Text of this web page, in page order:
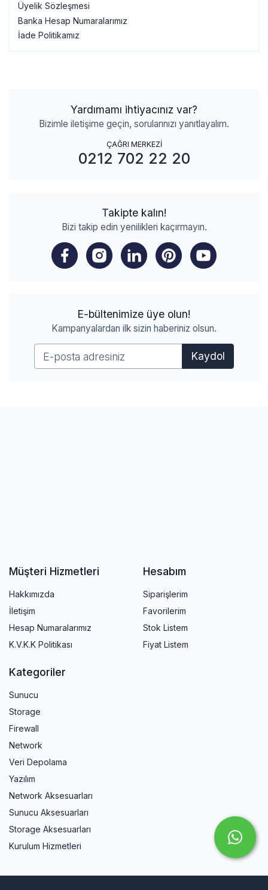
Üyelik Sözleşmesi
Banka Hesap Numaralarımız
İade Politikamız
Yardımamı ihtiyacınız var?
Bizimle iletişime geçin, sorularınızı yanıtlayalım.
ÇAĞRI MERKEZİ
0212 702 22 20
Takipte kalın!
Bizi takip edin yenilikleri kaçırmayın.
E-bültenimize üye olun!
Kampanyalardan ilk sizin haberiniz olsun.
Kaydol
Müşteri Hizmetleri
Hakkımızda
İletişim
Hesap Numaralarımız
K.V.K.K Politikası
Hesabım
Siparişlerim
Favorilerim
Stok Listem
Fiyat Listem
Kategoriler
Sunucu
Storage
Firewall
Network
Veri Depolama
Yazılım
Network Aksesuarları
Sunucu Aksesuarları
Storage Aksesuarları
Kurulum Hizmetleri